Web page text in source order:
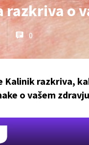
razkriva o
0
Kalinik razkriva,
o vašem